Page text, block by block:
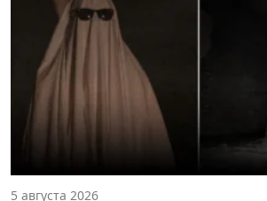
5 августа 2026